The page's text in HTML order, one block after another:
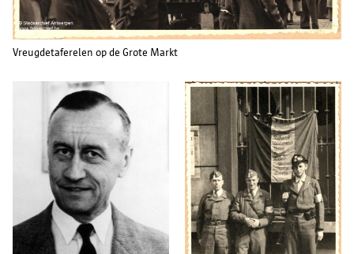
Vreugdetaferelen op de Grote Markt